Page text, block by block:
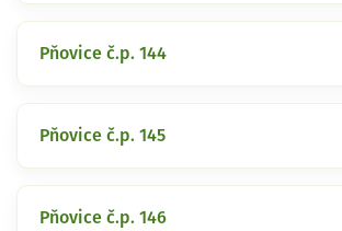
Pňovice č.p. 144
Pňovice č.p. 145
Pňovice č.p. 146